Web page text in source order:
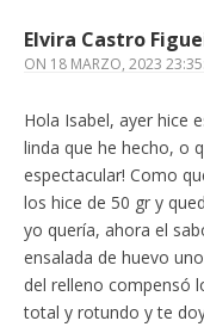
Elvira Castro
ON 18 MARZO, 2023
Hola Isabel, ayer hice
linda que he hecho, o
espectacular! Como
los hice de 50 gr y
yo quería, ahora el
ensalada de huevo
del relleno compensó
total y rotundo y te